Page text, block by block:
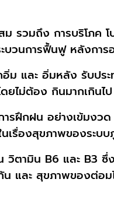
สม รวมถึง การบริโภ
บวนการฟื้นฟู หลังกา
ม และ อิ่มหลัง รับปร
ยไม่ต้อง กินมากเกินไป
รฝึกฝน อย่างเข้มงวด
เรื่องสุขภาพของระบ
วิตามิน B6 และ B3 ซึ่
และ สุขภาพของต่อ